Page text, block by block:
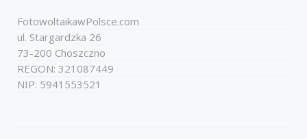
FotowoltaikawPolsce.com
ul. Stargardzka 26
73-200 Choszczno
REGON: 321087449
NIP: 5941553521